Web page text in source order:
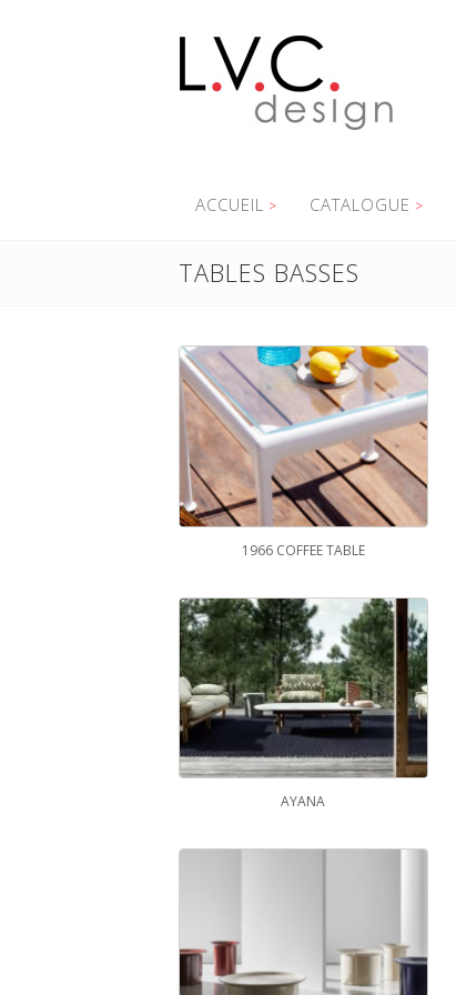
ACCUEIL CATALOGUE
TABLES BASSES
1966 COFFEE TABLE
AYANA